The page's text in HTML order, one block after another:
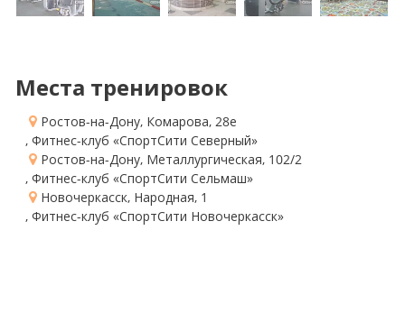
Места тренировок
Ростов-на-Дону, Комарова, 28е
, Фитнес-клуб «СпортСити Северный»
Ростов-на-Дону, Металлургическая, 102/2
, Фитнес-клуб «СпортСити Сельмаш»
Новочеркасск, Народная, 1
, Фитнес-клуб «СпортСити Новочеркасск»